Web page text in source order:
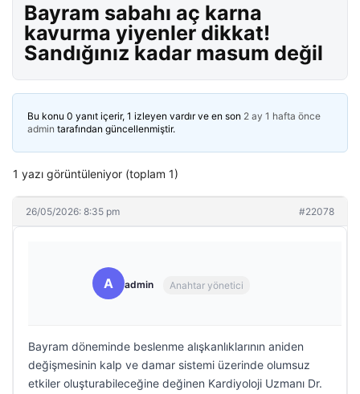
Bayram sabahı aç karna
kavurma yiyenler dikkat!
Sandığınız kadar masum değil
Bu konu 0 yanıt içerir, 1 izleyen vardır ve en son 2 ay 1 hafta önce
admin tarafından güncellenmiştir.
1 yazı görüntüleniyor (toplam 1)
26/05/2026: 8:35 pm #22078
A admin Anahtar yönetici
Bayram döneminde beslenme alışkanlıklarının aniden
değişmesinin kalp ve damar sistemi üzerinde olumsuz
etkiler oluşturabileceğine değinen Kardiyoloji Uzmanı Dr.